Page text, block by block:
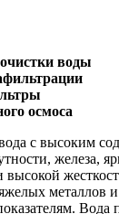
воды
осмоса
с высоким
железа,
высокой
металлов
Вода